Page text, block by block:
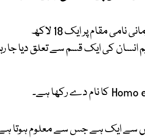
رپورٹس کے مطابق رواں سال 2025 میں جارجیا کے اوروزمانی نامی مقام پر ایک 18 لاکھ
کی ایک قسم سے تعلق دیا جا
میں سے ایک ہے جس سے معلوم ہوتا